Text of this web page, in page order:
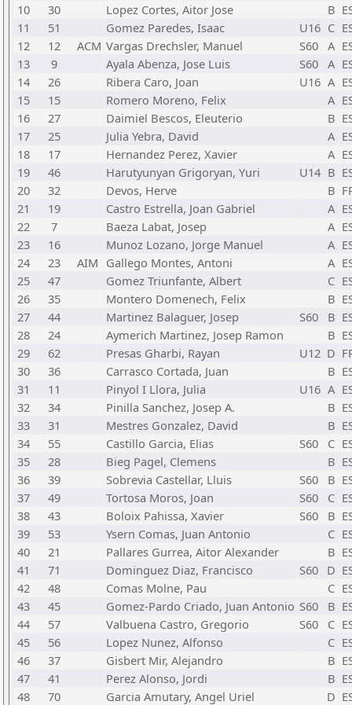
10
30 Lopez Cortes, Aitor Jose B
11
51 Gomez Paredes, Isaac U16 C
12
12 ACM Vargas Drechsler, Manuel S60 A
13
9 Ayala Abenza, Jose Luis S60 A
14
26 Ribera Caro, Joan U16 A
15
15 Romero Moreno, Felix A
16
27 Daimiel Bescos, Eleuterio B
17
25 Julia Yebra, David A
18
17 Hernandez Perez, Xavier A
19
46 Harutyunyan Grigoryan, Yuri U14 B
20
32 Devos, Herve B
21
19 Castro Estrella, Joan Gabriel A
22
7 Baeza Labat, Josep A
23
16 Munoz Lozano, Jorge Manuel A
24
23 AIM Gallego Montes, Antoni A
25
47 Gomez Triunfante, Albert C
26
35 Montero Domenech, Felix B
27
44 Martinez Balaguer, Josep S60 B
28
24 Aymerich Martinez, Josep Ramon B
29
62 Presas Gharbi, Rayan U12 D
30
36 Carrasco Cortada, Juan B
31
11 Pinyol I Llora, Julia U16 A
32
34 Pinilla Sanchez, Josep A. B
33
31 Mestres Gonzalez, David B
34
55 Castillo Garcia, Elias S60 C
35
28 Bieg Pagel, Clemens B
36
39 Sobrevia Castellar, Lluis S60 B
37
49 Tortosa Moros, Joan S60 C
38
43 Boloix Pahissa, Xavier S60 B
39
53 Ysern Comas, Juan Antonio C
40
21 Pallares Gurrea, Aitor Alexander B
41
71 Dominguez Diaz, Francisco S60 D
42
48 Comas Molne, Pau C
43
45 Gomez-Pardo Criado, Juan Antonio S60 B
44
57 Valbuena Castro, Gregorio S60 C
45
56 Lopez Nunez, Alfonso C
46
37 Gisbert Mir, Alejandro B
47
41 Perez Alonso, Jordi B
48
70 Garcia Amutary, Angel Uriel D